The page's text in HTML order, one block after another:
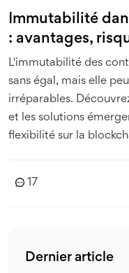
Immutabilité
: avantages,
L'immutabilité des
sans égal, mais elle
irréparables.
et les solutions
flexibilité sur la
17
Dernier article